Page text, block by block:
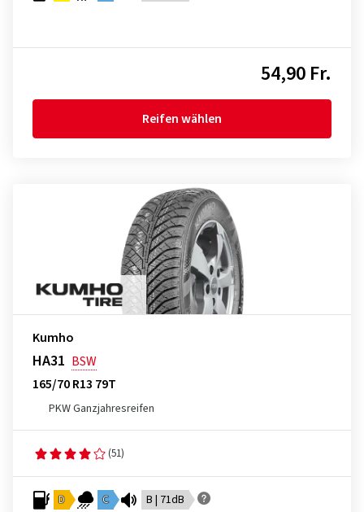
54,90 Fr.
Reifen wählen
Kumho
HA31 BSW
165/70 R13 79T
PKW Ganzjahresreifen
(51)
D C B | 71dB